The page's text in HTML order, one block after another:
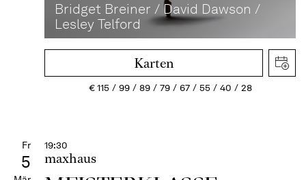
Bridget Breiner / David Dawson /
Lesley Telford
Karten
€115 99 89 79 67 55 40 28
Fr
5
19:30
maxhaus